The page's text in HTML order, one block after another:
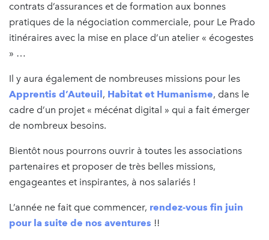
contrats d’assurances et de formation aux bonnes
pratiques de la négociation commerciale, pour Le Prado
itinéraires avec la mise en place d’un atelier « écogestes
» …
Il y aura également de nombreuses missions pour les
Apprentis d’Auteuil , Habitat et Humanisme, dans le
cadre d’un projet « mécénat digital » qui a fait émerger
de nombreux besoins.
Bientôt nous pourrons ouvrir à toutes les associations
partenaires et proposer de très belles missions,
engageantes et inspirantes, à nos salariés !
L’année ne fait que commencer, rendez-vous fin juin
pour la suite de nos aventures !!